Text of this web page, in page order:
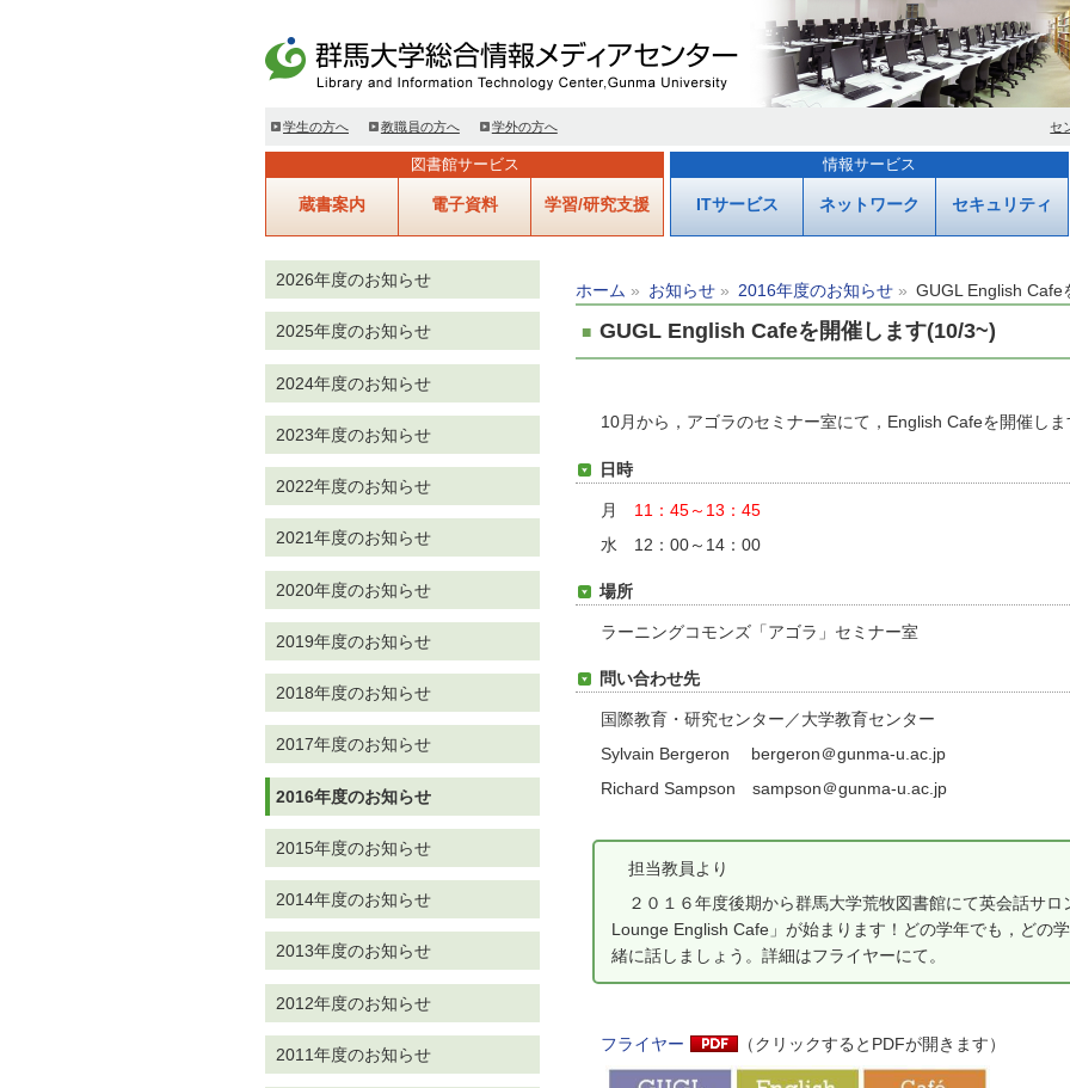
セ
学生の方へ 教職員の方へ 学外の方へ
図書館サービス
蔵書案内 電子資料 学習/研究支援
情報サービス
ITサービス ネットワーク セキュリティ
ホーム お知らせ 2016年度のお知らせ GUGL English Cafe
GUGL English Cafeを開催します(10/3~)
10月から，アゴラのセミナー室にて，English Cafeを開催し
日時
月 11：45～13：45
水 12：00～14：00
場所
ラーニングコモンズ「アゴラ」セミナー室
問い合わせ先
国際教育・研究センター／大学教育センター
Sylvain Bergeron bergeron＠gunma-u.ac.jp
Richard Sampson sampson＠gunma-u.ac.jp
担当教員より
２０１６年度後期から群馬大学荒牧図書館にて英会話サ
Lounge English Cafe」が始まります！どの学年でも，どの
緒に話しましょう。詳細はフライヤーにて。
フライヤー （クリックするとPDFが開きます）
2026年度のお知らせ
2025年度のお知らせ
2024年度のお知らせ
2023年度のお知らせ
2022年度のお知らせ
2021年度のお知らせ
2020年度のお知らせ
2019年度のお知らせ
2018年度のお知らせ
2017年度のお知らせ
2016年度のお知らせ
2015年度のお知らせ
2014年度のお知らせ
2013年度のお知らせ
2012年度のお知らせ
2011年度のお知らせ